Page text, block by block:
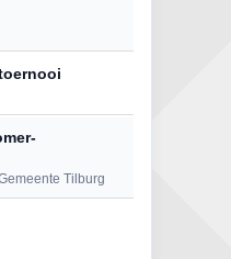
Tilburg